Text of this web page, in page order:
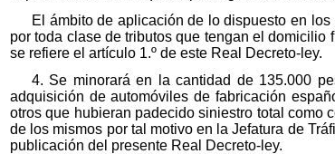
El ámbito de aplicación de lo dispuesto en
por toda clase de tributos que tengan el
se refiere el artículo 1.º de este Real Decreto-ley.
4. Se minorará en la cantidad de 135.000
adquisición de automóviles de fabricación
otros que hubieran padecido siniestro total como
de los mismos por tal motivo en la Jefatura de
publicación del presente Real Decreto-ley.